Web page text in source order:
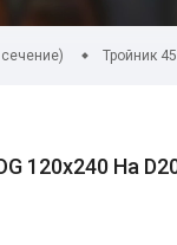
Тройник
120х240 На